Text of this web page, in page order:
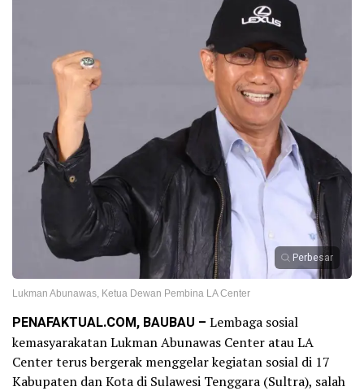
Perbesar
Lukman Abunawas, Ketua Dewan Pembina LA Center
PENAFAKTUAL.COM, BAUBAU – Lembaga sosial
kemasyarakatan Lukman Abunawas Center atau LA
Center terus bergerak menggelar kegiatan sosial di 17
Kabupaten dan Kota di Sulawesi Tenggara (Sultra), salah